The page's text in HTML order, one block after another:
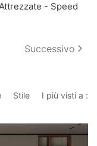
- Speed
Successivo
Stile I più visti a :